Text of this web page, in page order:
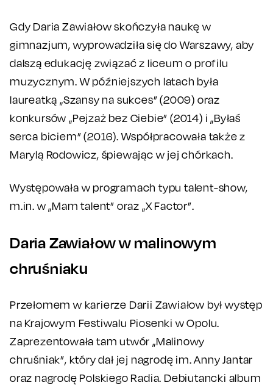
Gdy Daria Zawiałow skończyła naukę w
gimnazjum, wyprowadziła się do Warszawy, aby
dalszą edukację związać z liceum o profilu
muzycznym. W późniejszych latach była
laureatką „Szansy na sukces” (2009) oraz
konkursów „Pejzaż bez Ciebie” (2014) i „Byłaś
serca biciem” (2016). Współpracowała także z
Marylą Rodowicz, śpiewając w jej chórkach.
Występowała w programach typu talent-show,
m.in. w „Mam talent” oraz „X Factor”.
Daria Zawiałow w malinowym
chruśniaku
Przełomem w karierze Darii Zawiałow był występ
na Krajowym Festiwalu Piosenki w Opolu.
Zaprezentowała tam utwór „Malinowy
chruśniak”, który dał jej nagrodę im. Anny Jantar
oraz nagrodę Polskiego Radia. Debiutancki album